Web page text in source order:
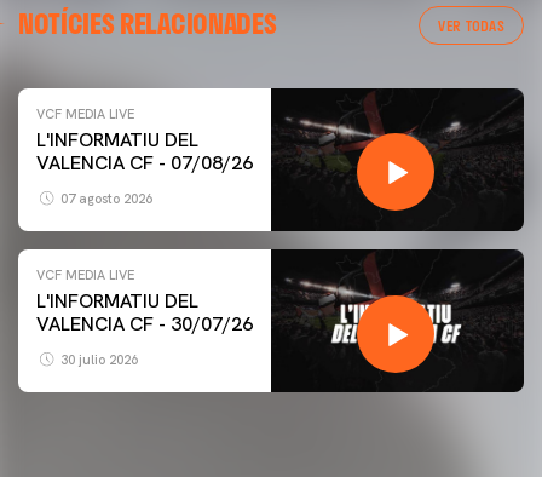
NOTÍCIES RELACIONADES VER TODAS
VCF MEDIA LIVE
L'INFORMATIU DEL
VALENCIA CF - 07/08/26
07 agosto 2026
VCF MEDIA LIVE
L'INFORMATIU DEL
VALENCIA CF - 30/07/26
30 julio 2026